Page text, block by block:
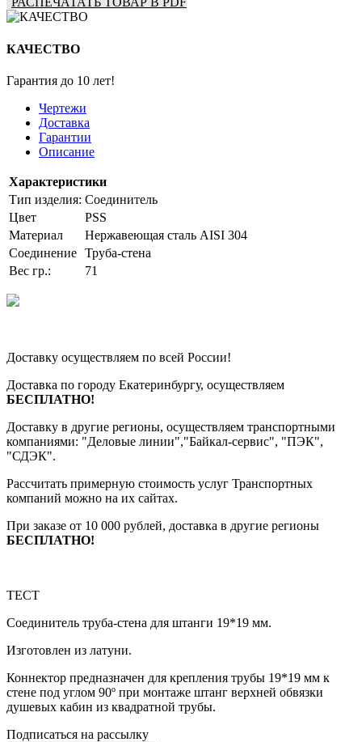
КАЧЕСТВО
Гарантия до 10 лет!
Чертежи
Доставка
Гарантии
Описание
Характеристики
Тип изделия: Соединитель
Цвет
PSS
Материал
Нержавеющая сталь AISI 304
Соединение Труба-стена
Вес гр.:
71
Доставку осуществляем по всей России!
Доставка по городу Екатеринбургу, осуществляем
БЕСПЛАТНО!
Доставку в другие регионы, осуществляем транспортными
компаниями: "Деловые линии","Байкал-сервис", "ПЭК",
"СДЭК".
Рассчитать примерную стоимость услуг Транспортных
компаний можно на их сайтах.
При заказе от 10 000 рублей, доставка в другие регионы
БЕСПЛАТНО!
ТЕСТ
Соединитель труба-стена для штанги 19*19 мм.
Изготовлен из латуни.
Коннектор предназначен для крепления трубы 19*19 мм к
стене под углом 90º при монтаже штанг верхней обвязки
душевых кабин из квадратной трубы.
Подписаться на рассылку